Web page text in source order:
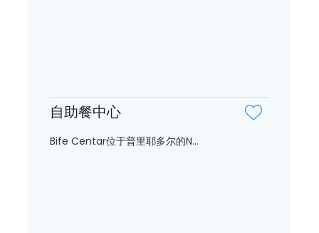
自助餐中心
Bife Centar位于普里耶多尔的N...